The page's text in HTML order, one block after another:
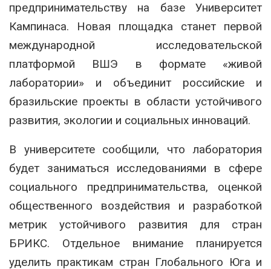
предпринимательству на базе Университет
Кампинаса. Новая площадка станет первой
международной исследовательской
платформой ВШЭ в формате «живой
лаборатории» и объединит российские и
бразильские проекты в области устойчивого
развития, экологии и социальных инноваций.
В университете сообщили, что лаборатория
будет заниматься исследованиями в сфере
социального предпринимательства, оценкой
общественного воздействия и разработкой
метрик устойчивого развития для стран
БРИКС. Отдельное внимание планируется
уделить практикам стран Глобального Юга и